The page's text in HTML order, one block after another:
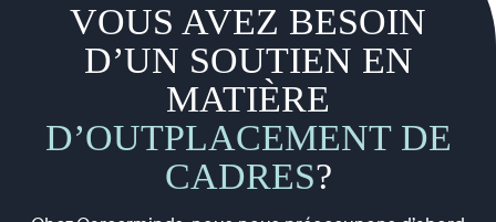
VOUS AVEZ BESOIN
D’UN SOUTIEN EN
MATIÈRE
D’OUTPLACEMENT DE
CADRES?